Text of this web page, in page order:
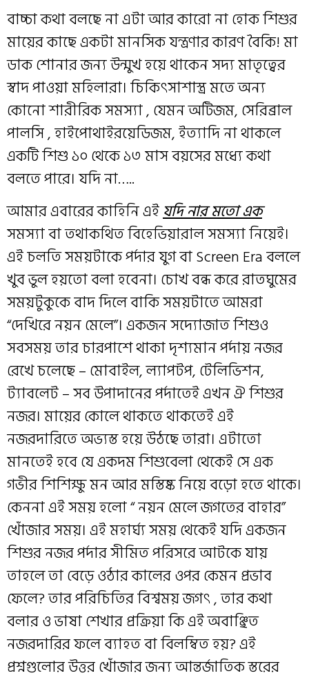
বাচ্চা কথা বলছে না এটা আর কারো না হোক শিশুর
মায়ের কাছে একটা মানসিক যন্ত্রণার কারণ বৈকি! মা
ডাক শোনার জন্য উন্মুখ হয়ে থাকেন সদ্য মাতৃত্বের
স্বাদ পাওয়া মহিলারা। চিকিৎসাশাস্ত্র মতে অন্য
কোনো শারীরিক সমস্যা , যেমন অটিজম, সেরিব্রাল
পালসি , হাইপোথাইরয়েডিজম, ইত্যাদি না থাকলে
একটি শিশু ১০ থেকে ১৩ মাস বয়সের মধ্যে কথা
বলতে পারে। যদি না…..
আমার এবারের কাহিনি এইযদি নার মতো এক
সমস্যা বা তথাকথিত বিহেভিয়ারাল সমস্যা নিয়েই।
এই চলতি সময়টাকে পর্দার যুগ বা Screen Era বললে
খুব ভুল হয়তো বলা হবেনা। চোখ বন্ধ করে রাতঘুমের
সময়টুকুকে বাদ দিলে বাকি সময়টাতে আমরা
“দেখিরে নয়ন মেলে”। একজন সদ্যোজাত শিশুও
সবসময় তার চারপাশে থাকা দৃশ্যমান পর্দায় নজর
রেখে চলেছে – মোবাইল, ল্যাপটপ, টেলিভিশন,
ট্যাবলেট – সব উপাদানের পর্দাতেই এখন ঐ শিশুর
নজর। মায়ের কোলে থাকতে থাকতেই এই
নজরদারিতে অভ্যস্ত হয়ে উঠছে তারা। এটাতো
মানতেই হবে যে একদম শিশুবেলা থেকেই সে এক
গভীর শিশিক্ষু মন আর মস্তিষ্ক নিয়ে বড়ো হতে থাকে।
কেননা এই সময় হলো “ নয়ন মেলে জগতের বাহার”
খোঁজার সময়। এই মহার্ঘ্য সময় থেকেই যদি একজন
শিশুর নজর পর্দার সীমিত পরিসরে আটকে যায়
তাহলে তা বেড়ে ওঠার কালের ওপর কেমন প্রভাব
ফেলে? তার পরিচিতির বিশ্বময় জগৎ , তার কথা
বলার ও ভাষা শেখার প্রক্রিয়া কি এই অবাঞ্ছিত
নজরদারির ফলে ব্যাহত বা বিলম্বিত হয়? এই
প্রশ্নগুলোর উত্তর খোঁজার জন্য আন্তর্জাতিক স্তরের